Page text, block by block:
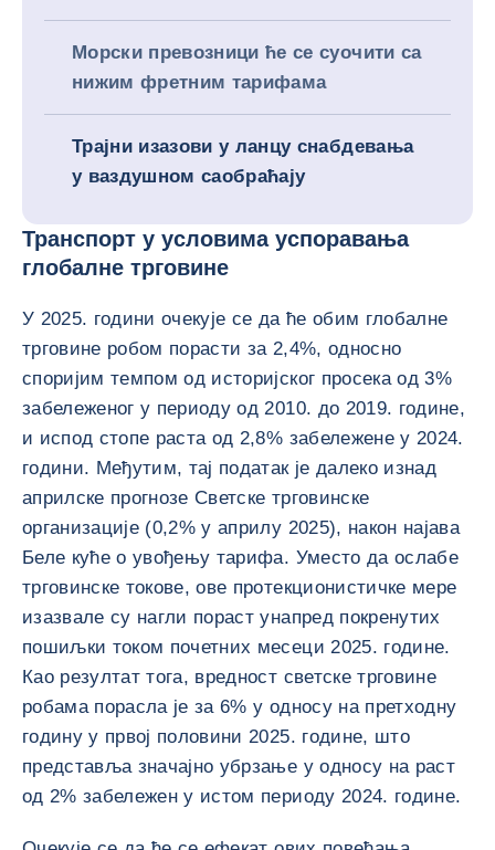
Морски превозници ће се суочити са
нижим фретним тарифама
Трајни изазови у ланцу снабдевања
у ваздушном саобраћају
Транспорт у условима успоравања
глобалне трговине
У 2025. години очекује се да ће обим глобалне
трговине робом порасти за 2,4%, односно
споријим темпом од историјског просека од 3%
забележеног у периоду од 2010. до 2019. године,
и испод стопе раста од 2,8% забележене у 2024.
години. Међутим, тај податак је далеко изнад
априлске прогнозе Светске трговинске
организације (0,2% у априлу 2025), након најава
Беле куће о увођењу тарифа. Уместо да ослабе
трговинске токове, ове протекционистичке мере
изазвале су нагли пораст унапред покренутих
пошиљки током почетних месеци 2025. године.
Као резултат тога, вредност светске трговине
робама порасла је за 6% у односу на претходну
годину у првој половини 2025. године, што
представља значајно убрзање у односу на раст
од 2% забележен у истом периоду 2024. године.